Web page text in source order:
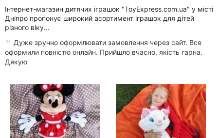
Інтернет-магазин дитячих іграшок "ToyExpress.com.ua" у місті
Дніпро пропонує широкий асортимент іграшок для дітей
різного віку...
Дуже зручно оформлювати замовлення через сайт. Все
оформили повністю онлайн. Прийшло вчасно, якість гарна.
Дякую